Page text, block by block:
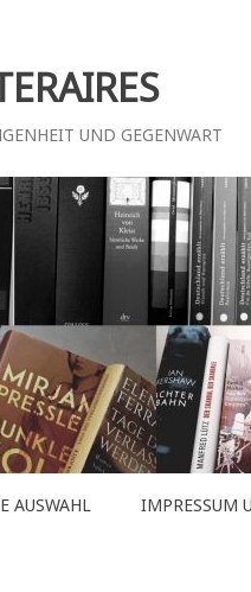
UND GEGENWART
AUSWAHL IMPRESSUM